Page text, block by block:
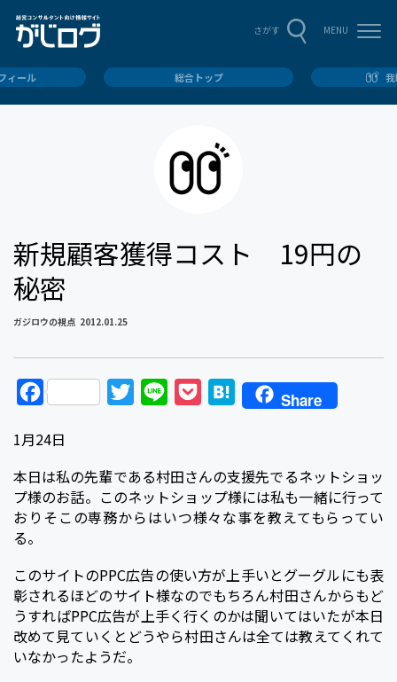
さがす MENU
ィール 総合トップ
新規顧客獲得コスト 19円の
秘密
ガジロウの視点 2012.01.25
F
c
e
b
o
k
t
t
e
e
k
e
t
H
e
n
a
Share
1月24日
本日は私の先輩である村田さんの支援先でるネットショッ
プ様のお話。このネットショップ様には私も一緒に行って
おりそこの専務からはいつ様々な事を教えてもらってい
る。
このサイトのPPC広告の使い方が上手いとグーグルにも表
彰されるほどのサイト様なのでもちろん村田さんからもど
うすればPPC広告が上手く行くのかは聞いてはいたが本日
改めて見ていくとどうやら村田さんは全ては教えてくれて
いなかったようだ。